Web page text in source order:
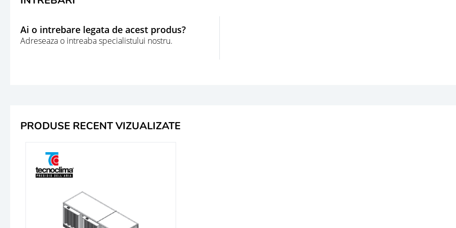
Ai o intrebare legata de acest produs?
Adreseaza o intreaba specialistului nostru.
PRODUSE RECENT VIZUALIZATE